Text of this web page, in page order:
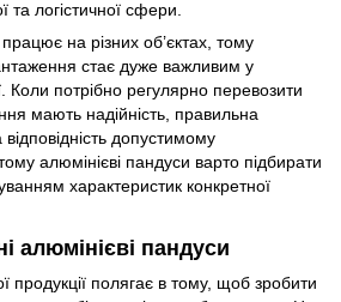
та логістичної сфери.
на різних об’єктах, тому
стає дуже важливим у
Коли потрібно регулярно перевозити
мають надійність, правильна
допустимому
алюмінієві пандуси варто підбирати
характеристик конкретної
алюмінієві пандуси
продукції полягає в тому, щоб зробити